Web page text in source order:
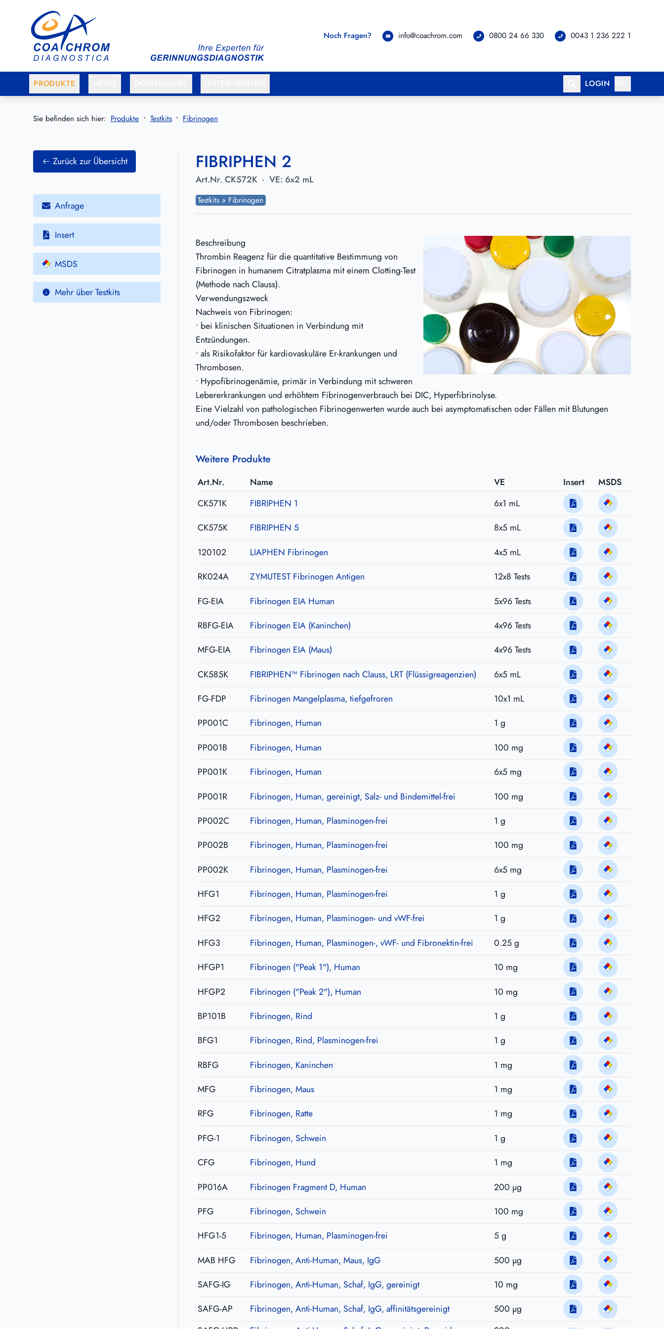
Zum Hauptmenü springen
Zum Hauptinhalt springen
Noch Fragen? info@coachrom.com 0800 24 66 330 0043 1 236 222 1
PRODUKTE LOGIN
Sie befinden sich hier: Produkte Testkits Fibrinogen
Zurück zur Übersicht
Anfrage
Insert
MSDS
Mehr über Testkits
FIBRIPHEN 2
Art.Nr. CK572K · VE: 6x2 mL
Testkits » Fibrinogen
Beschreibung
Thrombin Reagenz für die quantitative Bestimmung von
Fibrinogen in humanem Citratplasma mit einem Clotting-Test
(Methode nach Clauss).
Verwendungszweck
Nachweis von Fibrinogen:
• bei klinischen Situationen in Verbindung mit
Entzündungen.
• als Risikofaktor für kardiovaskuläre Er-krankungen und
Thrombosen.
• Hypofibrinogenämie, primär in Verbindung mit schweren
Lebererkrankungen und erhöhtem Fibrinogenverbrauch bei DIC, Hyperfibrinolyse.
Eine Vielzahl von pathologischen Fibrinogenwerten wurde auch bei asymptomatischen oder Fällen mit Blutungen
und/oder Thrombosen beschrieben.
Weitere Produkte
Art.Nr. Name VE Insert
MSDS
CK571K
FIBRIPHEN 1
6x1 mL
CK575K
FIBRIPHEN 5
8x5 mL
120102
LIAPHEN Fibrinogen
4x5 mL
RK024A
ZYMUTEST Fibrinogen Antigen
12x8 Tests
FG-EIA
Fibrinogen EIA Human
5x96 Tests
RBFG-EIA
Fibrinogen EIA (Kaninchen)
4x96 Tests
MFG-EIA
Fibrinogen EIA (Maus)
4x96 Tests
CK585K
FIBRIPHEN™ Fibrinogen nach Clauss, LRT (Flüssigreagenzien)
6x5 mL
FG-FDP
Fibrinogen Mangelplasma, tiefgefroren
10x1 mL
PP001C
Fibrinogen, Human
1 g
PP001B
Fibrinogen, Human
100 mg
PP001K
Fibrinogen, Human
6x5 mg
PP001R
Fibrinogen, Human, gereinigt, Salz- und Bindemittel-frei
100 mg
PP002C
Fibrinogen, Human, Plasminogen-frei
1 g
PP002B
Fibrinogen, Human, Plasminogen-frei
100 mg
PP002K
Fibrinogen, Human, Plasminogen-frei
6x5 mg
HFG1
Fibrinogen, Human, Plasminogen-frei
1 g
HFG2
Fibrinogen, Human, Plasminogen- und vWF-frei
1 g
HFG3
Fibrinogen, Human, Plasminogen-, vWF- und Fibronektin-frei
0.25 g
HFGP1
Fibrinogen ("Peak 1"), Human
10 mg
HFGP2
Fibrinogen ("Peak 2"), Human
10 mg
BP101B
Fibrinogen, Rind
1 g
BFG1
Fibrinogen, Rind, Plasminogen-frei
1 g
RBFG
Fibrinogen, Kaninchen
1 mg
MFG
Fibrinogen, Maus
1 mg
RFG
Fibrinogen, Ratte
1 mg
PFG-1
Fibrinogen, Schwein
1 g
CFG
Fibrinogen, Hund
1 mg
PP016A
Fibrinogen Fragment D, Human
200 µg
PFG
Fibrinogen, Schwein
100 mg
HFG1-5
Fibrinogen, Human, Plasminogen-frei
5 g
MAB HFG
Fibrinogen, Anti-Human, Maus, IgG
500 µg
SAFG-IG
Fibrinogen, Anti-Human, Schaf, IgG, gereinigt
10 mg
SAFG-AP
Fibrinogen, Anti-Human, Schaf, IgG, affinitätsgereinigt
500 µg